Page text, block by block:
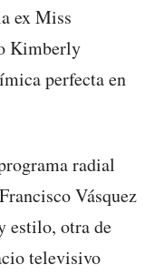
ex Miss
Kimberly
perfecta en
radial
Vásquez
estilo, otra de
televisivo